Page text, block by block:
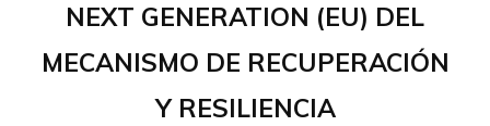
NEXT GENERATION (EU) DEL
MECANISMO DE RECUPERACIÓN
Y RESILIENCIA